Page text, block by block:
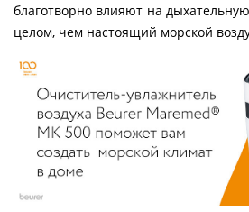
благотворно влияют на
целом, чем настоящий морской